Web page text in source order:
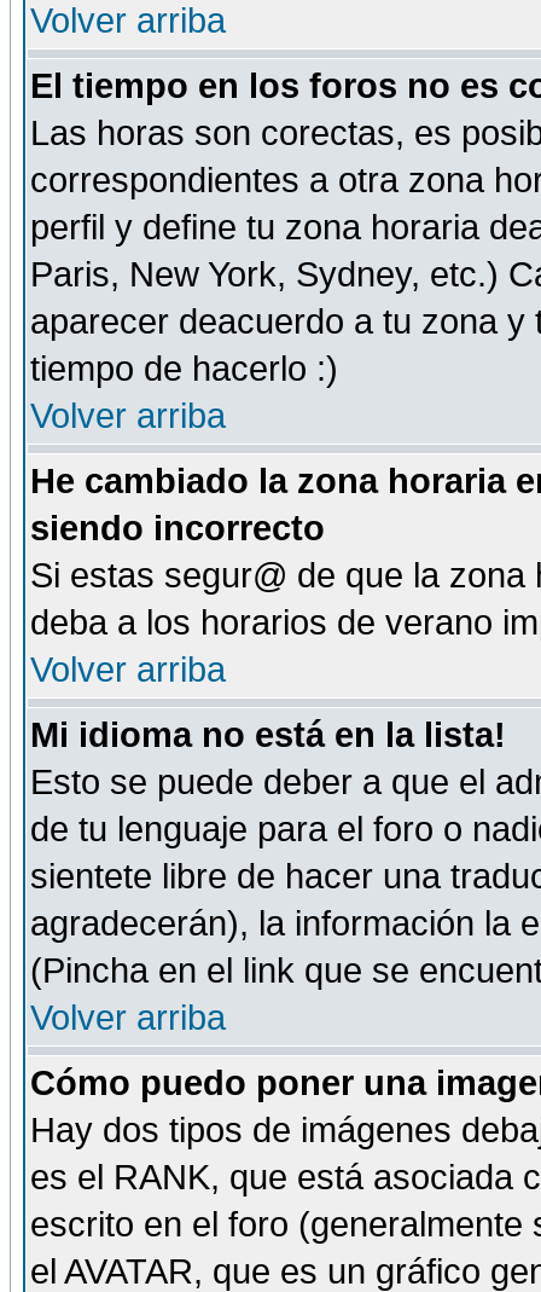
Volver arriba
El tiempo en los foros no es
Las horas son corectas, es
correspondientes a otra zona
perfil y define tu zona horaria
Paris, New York, Sydney, etc.)
aparecer deacuerdo a tu zona
tiempo de hacerlo :)
Volver arriba
He cambiado la zona horaria
siendo incorrecto
Si estas segur@ de que la
deba a los horarios de verano
Volver arriba
Mi idioma no está en la lista!
Esto se puede deber a que el
de tu lenguaje para el foro o
sientete libre de hacer una
agradecerán), la información la
(Pincha en el link que se
Volver arriba
Cómo puedo poner una
Hay dos tipos de imágenes
es el RANK, que está asociada
escrito en el foro
el AVATAR, que es un gráfico